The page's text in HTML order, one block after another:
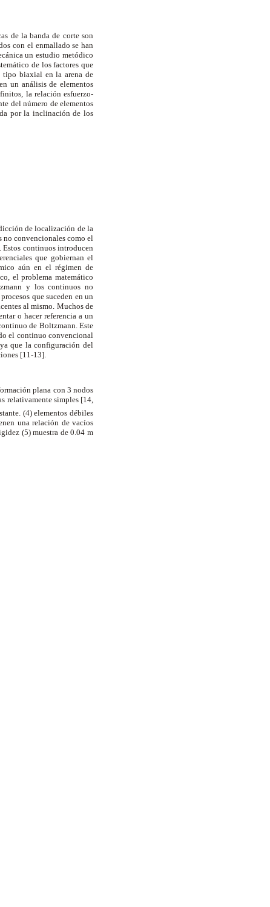
de la banda de corte son
con el enmallado se han
un estudio metódico
de los factores que
tipo biaxial en la arena de
un análisis de elementos
la relación esfuerzo-
del número de elementos
por la inclinación de los
de localización de la
no convencionales como el
Estos continuos introducen
que gobiernan el
aún en el régimen de
el problema matemático
y los continuos no
que suceden en un
al mismo. Muchos de
o hacer referencia a un
de Boltzmann. Este
el continuo convencional
que la configuración del
[11-13].
plana con 3 nodos
relativamente simples [14,
(4) elementos débiles
una relación de vacíos
(5) muestra de 0.04 m